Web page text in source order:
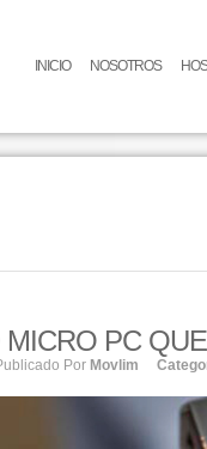
INICIO NOSOTROS
MICRO PC
Por Movlim